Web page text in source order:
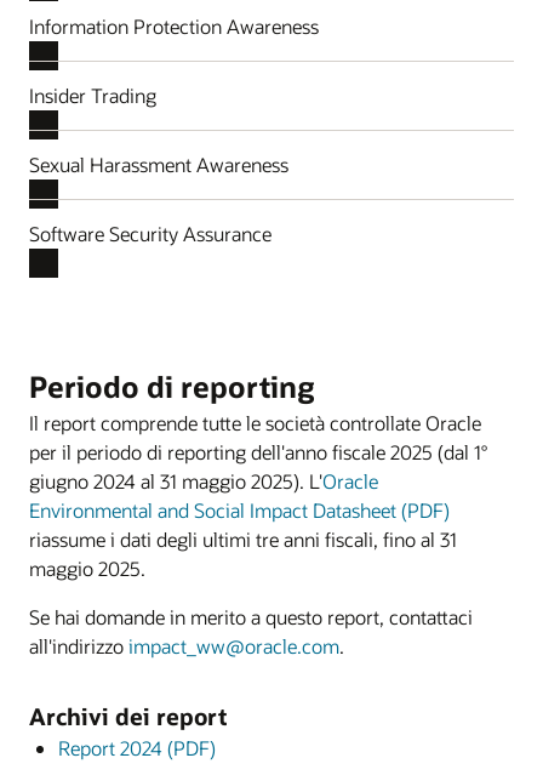
Information Protection Awareness
Insider Trading
Sexual Harassment Awareness
Software Security Assurance
Periodo di reporting
Il report comprende tutte le società controllate Oracle
per il periodo di reporting dell'anno fiscale 2025 (dal 1°
giugno 2024 al 31 maggio 2025). L'Oracle
Environmental and Social Impact Datasheet (PDF)
riassume i dati degli ultimi tre anni fiscali, fino al 31
maggio 2025.
Se hai domande in merito a questo report, contattaci
all'indirizzoimpact_ww@oracle.com.
Archivi dei report
Report 2024 (PDF)